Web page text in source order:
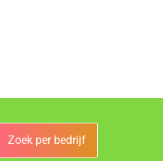
Zoek per bedrijf